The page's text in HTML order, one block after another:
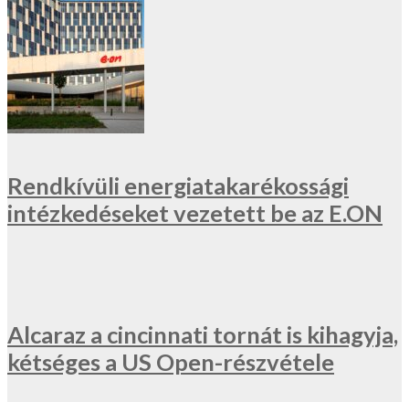
Rendkívüli energiatakarékossági
intézkedéseket vezetett be az E.ON
Alcaraz a cincinnati tornát is kihagyja,
kétséges a US Open-részvétele